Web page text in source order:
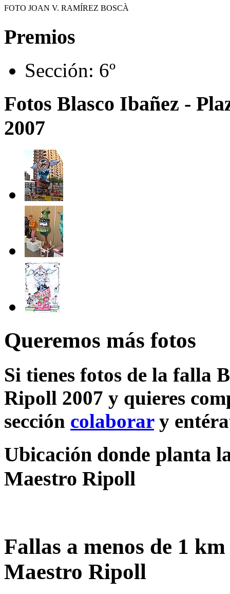
FOTO JOAN V. RAMÍREZ BOSCÀ
Premios
Sección: 6º
Fotos Blasco Ibañez -
2007
Queremos más fotos
Si tienes fotos de la falla
Ripoll 2007 y quieres
sección colaborary
Ubicación donde planta
Maestro Ripoll
Fallas a menos de 1
Maestro Ripoll